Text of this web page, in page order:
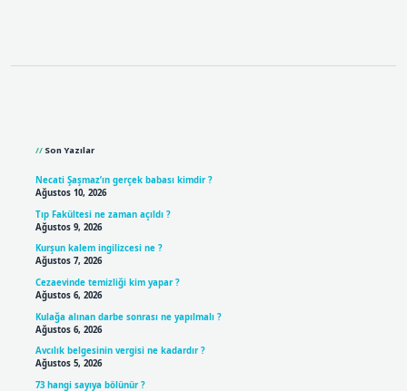
Son Yazılar
Necati Şaşmaz’ın gerçek babası kimdir ?
Ağustos 10, 2026
Tıp Fakültesi ne zaman açıldı ?
Ağustos 9, 2026
Kurşun kalem ingilizcesi ne ?
Ağustos 7, 2026
Cezaevinde temizliği kim yapar ?
Ağustos 6, 2026
Kulağa alınan darbe sonrası ne yapılmalı ?
Ağustos 6, 2026
Avcılık belgesinin vergisi ne kadardır ?
Ağustos 5, 2026
73 hangi sayıya bölünür ?